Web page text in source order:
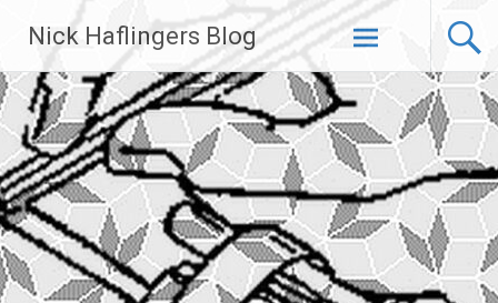
Inhalt
springen
Nick Haflingers Blog